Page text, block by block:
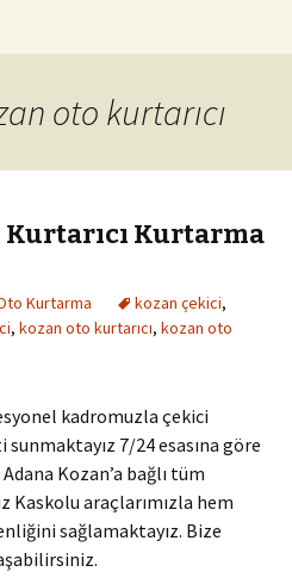
0542
Çekici
oto kurtarıcı
Kurtarıcı Kurtarma
Kurtarma kozan çekici,
, kozan oto kurtarıcı, kozan oto
kadromuzla çekici
sunmaktayız 7/24 esasına göre
Kozan’a bağlı tüm
araçlarımızla hem
sağlamaktayız. Bize